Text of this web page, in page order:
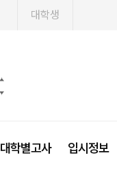
대학생
대학별고사 입시정보